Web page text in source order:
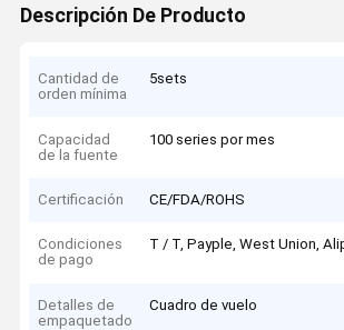
Descripción De Producto
Cantidad de
orden mínima
5sets
Capacidad
de la fuente
100 series por mes
Certificación CE/FDA/ROHS
Condiciones
de pago
T / T, Payple, West Union,
Detalles de
empaquetado
Cuadro de vuelo